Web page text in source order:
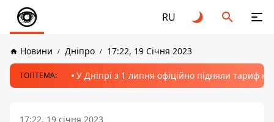
RU
Новини Дніпро 17:22, 19 Січня 2023
ТОПТЕМА: У Дніпрі з 1 липня офіційно підняли тариф
17:22, 19 січня 2023